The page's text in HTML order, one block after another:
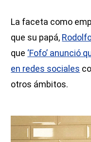
La faceta como
que su papá,
que ‘Fofo’ anunció
en redes sociales
otros ámbitos.